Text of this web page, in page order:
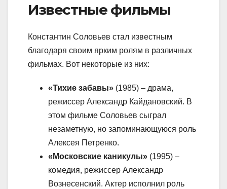
Известные фильмы
Константин Соловьев стал известным
благодаря своим ярким ролям в различных
фильмах. Вот некоторые из них:
«Тихие забавы» (1985) – драма,
режиссер Александр Кайдановский. В
этом фильме Соловьев сыграл
незаметную, но запоминающуюся роль
Алексея Петренко.
«Московские каникулы» (1995) –
комедия, режиссер Александр
Вознесенский. Актер исполнил роль